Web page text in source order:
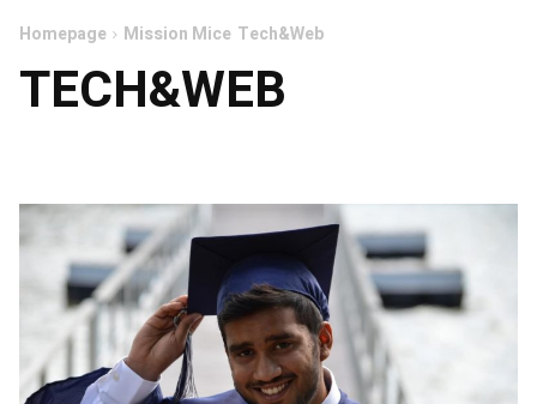
Homepage Mission Mice Tech&Web
TECH&WEB